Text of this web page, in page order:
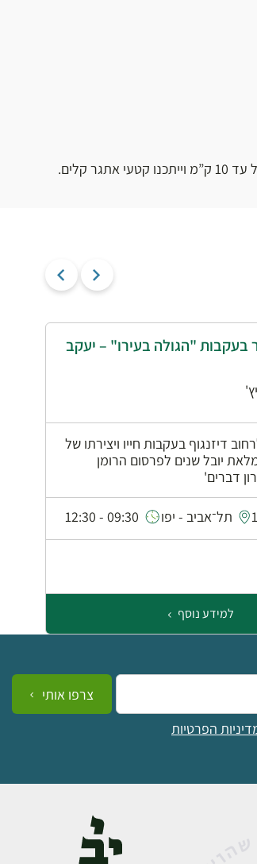
קלים.
בעקבות "הגולה בעירו" – יעקב
דיזנגוף בעקבות חייו ויצירתו של
יובל שנים לפרסום הרומן
דברים'
תל־אביב - יפו 09:30 - 12:30
למידע נוסף
הפרטיות
צרפו אותי